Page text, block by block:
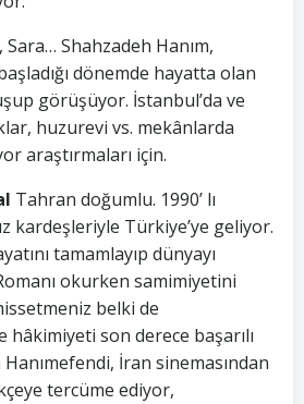
Shahzadeh Hanım,
dönemde hayatta olan
görüşüyor. İstanbul’da ve
huzurevi vs. mekânlarda
araştırmaları için.
Tahran doğumlu. 1990’ lı
kardeşleriyle Türkiye’ye geliyor.
tamamlayıp dünyayı
okurken samimiyetini
belki de
hâkimiyeti son derece başarılı
İran sinemasından
tercüme ediyor,